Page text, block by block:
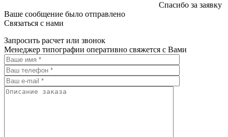
Спасибо за заявку
Ваше сообщение было отправлено
Связаться с нами
Запросить расчет или звонок
Менеджер типографии оперативно свяжется с Вами